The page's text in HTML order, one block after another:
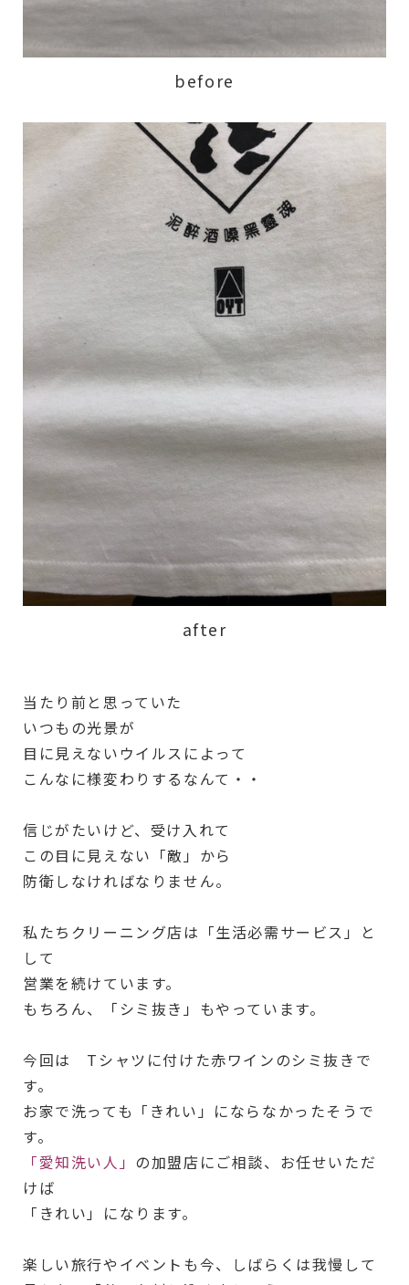
before
after
当たり前と思っていた
いつもの光景が
目に見えないウイルスによって
こんなに様変わりするなんて・・
信じがたいけど、受け入れて
この目に見えない「敵」から
防衛しなければなりません。
私たちクリーニング店は「生活必需サービス」と
して
営業を続けています。
もちろん、「シミ抜き」もやっています。
今回は Tシャツに付けた赤ワインのシミ抜きで
す。
お家で洗っても「きれい」にならなかったそうで
す。
「愛知洗い人」 の加盟店にご相談、お任せいただ
けば
「きれい」になります。
楽しい旅行やイベントも今、しばらくは我慢して